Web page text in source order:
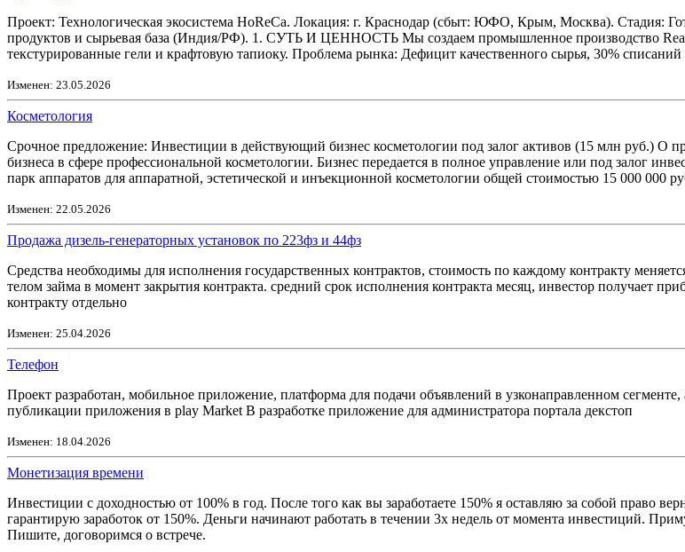
Проект: Технологическая экосистема HoReCa. Локация: г. Краснодар (сбыт: ЮФО, Крым, Москва). Стадия:
продуктов и сырьевая база (Индия/РФ). 1. СУТЬ И ЦЕННОСТЬ Мы создаем промышленное производство
текстурированные гели и крафтовую тапиоку. Проблема рынка: Дефицит качественного сырья, 30%
Изменен: 23.05.2026
Косметология
Срочное предложение: Инвестиции в действующий бизнес косметологии под залог активов (15 млн руб.) О
бизнеса в сфере профессиональной косметологии. Бизнес передается в полное управление или под залог
парк аппаратов для аппаратной, эстетической и инъекционной косметологии общей стоимостью 15 000 000
Изменен: 22.05.2026
Продажа дизель-генераторных установок по 223фз и 44фз
Средства необходимы для исполнения государственных контрактов, стоимость по каждому контракту
телом займа в момент закрытия контракта. средний срок исполнения контракта месяц, инвестор получает
контракту отдельно
Изменен: 25.04.2026
Телефон
Проект разработан, мобильное приложение, платформа для подачи объявлений в узконаправленном
публикации приложения в play Market В разработке приложение для администратора портала декстоп
Изменен: 18.04.2026
Монетизация времени
Инвестиции с доходностью от 100% в год. После того как вы заработаете 150% я оставляю за собой право
гарантирую заработок от 150%. Деньги начинают работать в течении 3х недель от момента инвестиций.
Пишите, договоримся о встрече.